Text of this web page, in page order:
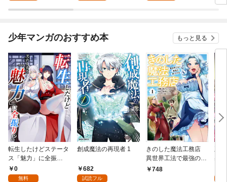
少年マンガのおすすめ本 もっと見る
転生したけどステータ
ス「魅力」に全振
り！？(1)
0
無料
創成魔法の再現者 1
682
試読フル
きのした魔法工務店
異世界工法で最強の家
づくりを（コミック）
748
兆
る